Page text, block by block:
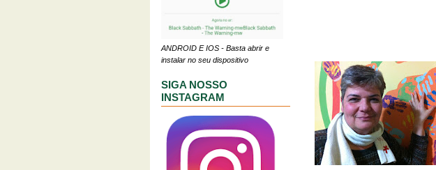
ANDROID E IOS - Basta abrir e
instalar no seu dispositivo
SIGA NOSSO
INSTAGRAM